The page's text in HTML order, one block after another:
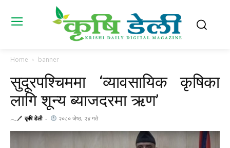
Home banner
सुदूरपश्चिममा ‘व्यावसायिक कृषिका
लागि शून्य ब्याजदरमा ऋण’
𓂃🖊 कृषि डेली - २०८० जेष्ठ, २४ गते